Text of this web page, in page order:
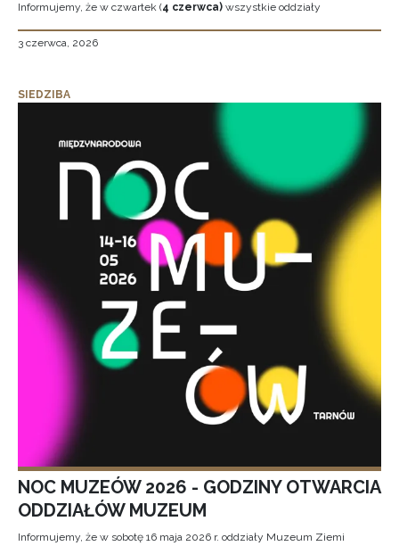
Informujemy, że w czwartek (4 czerwca) wszystkie oddziały
3 czerwca, 2026
SIEDZIBA
NOC MUZEÓW 2026 - GODZINY OTWARCIA
ODDZIAŁÓW MUZEUM
Informujemy, że w sobotę 16 maja 2026 r. oddziały Muzeum Ziemi